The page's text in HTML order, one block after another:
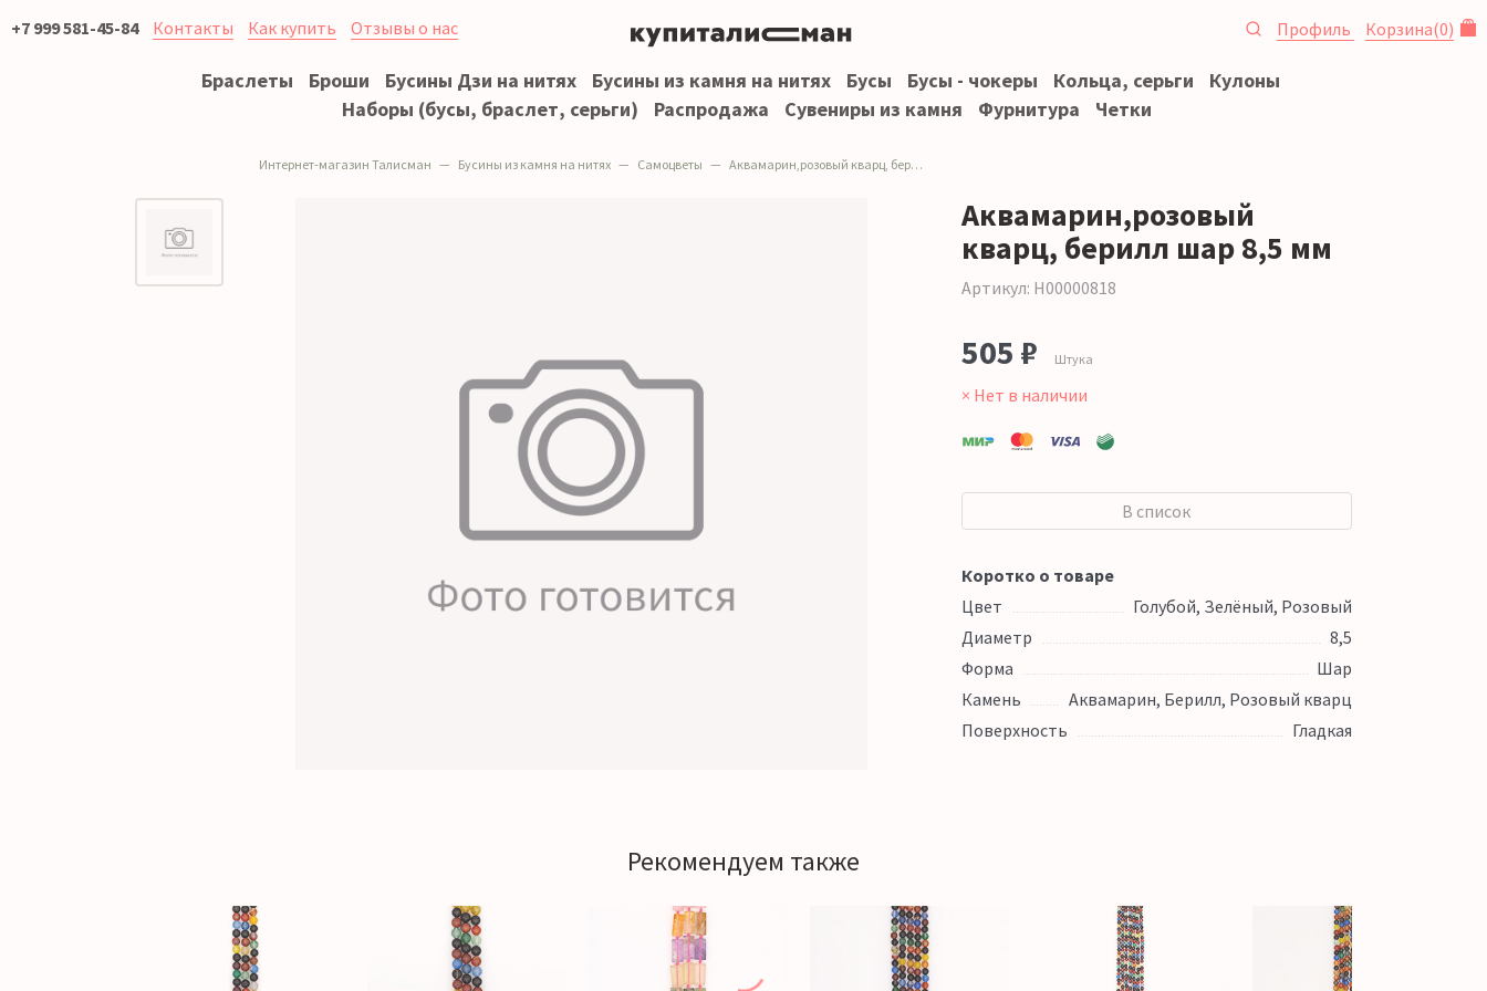
+7 999 581-45-84 Контакты Как купить Отзывы о нас Профиль Корзина(0)
Браслеты Броши Бусины Дзи на нитях Бусины из камня на нитях Бусы Бусы - чокеры Кольца, серьги
Кулоны
Наборы (бусы, браслет, серьги)
Распродажа Сувениры из камня Фурнитура Четки
Интернет-магазин Талисман Бусины из камня на нитях Самоцветы Аквамарин,розовый кварц, берилл шар 8,5 мм
Аквамарин,розовый
кварц, берилл шар 8,5 мм
Артикул: Н00000818
505 ₽ Штука
× Нет в наличии
В список
Коротко о товаре
Цвет
Голубой, Зелёный, Розовый
Диаметр
8,5
Форма
Шар
Камень
Аквамарин, Берилл, Розовый кварц
Поверхность
Гладкая
Рекомендуем также